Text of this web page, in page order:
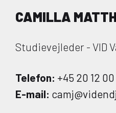
CAMILLA
Studievejleder - VID
Telefon: +45 20 12
E-mail: